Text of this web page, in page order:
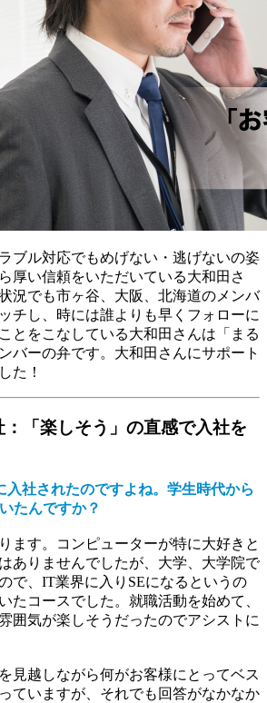
ブル対応でもめげない・逃げないの姿
厚い信頼をいただいている大和田さ
況でも市ヶ谷、大阪、北海道のメンバ
チし、時には誰よりも早くフォローに
とをこなしている大和田さんは「まる
バーの弁です。大和田さんにサポート
た！
「楽しそう」の直感で入社を
社されたのですよね。学生時代から
たんですか？
ます。コンピューターが特に大好きと
ありませんでしたが、大学、大学院で
で、IT業界に入りSEになるというの
たコースでした。就職活動を始めて、
囲気が楽しそうだったのでアシストに
見越しながら何がお客様にとってベス
ていますが、それでも回答がなかなか